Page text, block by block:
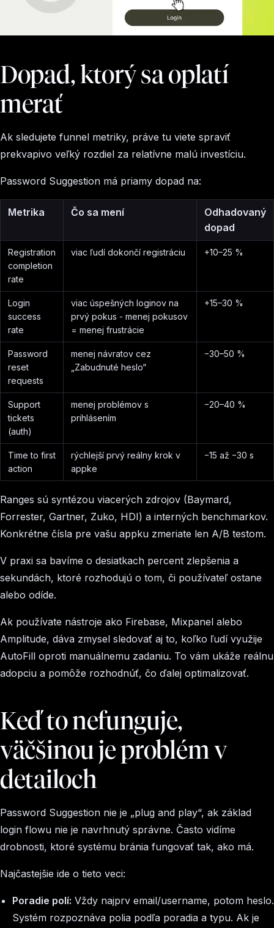
Dopad, ktorý sa oplatí
merať
Ak sledujete funnel metriky, práve tu viete spraviť
prekvapivo veľký rozdiel za relatívne malú investíciu.
Password Suggestion má priamy dopad na:
Metrika Čo sa mení
Odhadovaný
dopad
Registration
completion
rate
viac ľudí dokončí registráciu +10–25 %
Login
success
rate
viac úspešných loginov na
prvý pokus - menej pokusov
= menej frustrácie
+15–30 %
Password
reset
requests
menej návratov cez
„Zabudnuté heslo“
−30–50 %
Support
tickets
(auth)
menej problémov s
prihlásením
−20–40 %
Time to first
action
rýchlejší prvý reálny krok v
appke
−15 až −30 s
Ranges sú syntézou viacerých zdrojov (Baymard,
Forrester, Gartner, Zuko, HDI) a interných benchmarkov.
Konkrétne čísla pre vašu appku zmeriate len A/B testom.
V praxi sa bavíme o desiatkach percent zlepšenia a
sekundách, ktoré rozhodujú o tom, či používateľ ostane
alebo odíde.
Ak používate nástroje ako Firebase, Mixpanel alebo
Amplitude, dáva zmysel sledovať aj to, koľko ľudí využije
AutoFill oproti manuálnemu zadaniu. To vám ukáže reálnu
adopciu a pomôže rozhodnúť, čo ďalej optimalizovať.
Keď to nefunguje,
väčšinou je problém v
detailoch
Password Suggestion nie je „plug and play“, ak základ
login flowu nie je navrhnutý správne. Často vidíme
drobnosti, ktoré systému bránia fungovať tak, ako má.
Najčastejšie ide o tieto veci:
Poradie polí: Vždy najprv email/username, potom heslo.
Systém rozpoznáva polia podľa poradia a typu. Ak je